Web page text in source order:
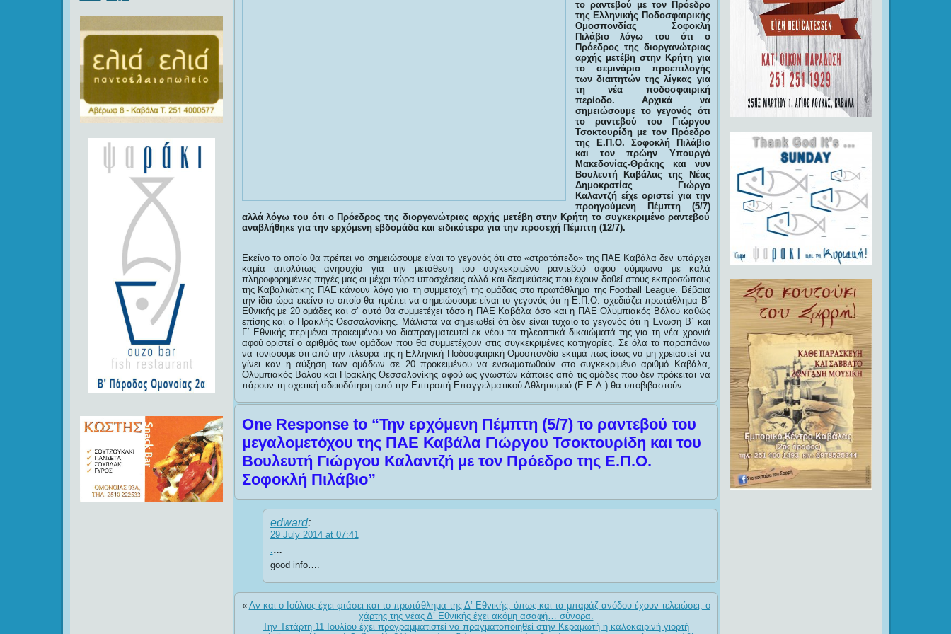
το ραντεβού με τον Πρόεδρο
της Ελληνικής Ποδοσφαιρικής
Ομοσπονδίας Σοφοκλή
Πιλάβιο λόγω του ότι ο
Πρόεδρος της διοργανώτριας
αρχής μετέβη στην Κρήτη για
το σεμινάριο προεπιλογής
των διαιτητών της λίγκας για
τη νέα ποδοσφαιρική
περίοδο. Αρχικά να
σημειώσουμε το γεγονός ότι
το ραντεβού του Γιώργου
Τσοκτουρίδη με τον Πρόεδρο
της Ε.Π.Ο. Σοφοκλή Πιλάβιο
και τον πρώην Υπουργό
Μακεδονίας-Θράκης και νυν
Βουλευτή Καβάλας της Νέας
Δημοκρατίας Γιώργο
Καλαντζή είχε οριστεί για την
προηγούμενη Πέμπτη (5/7)
αλλά λόγω του ότι ο Πρόεδρος της διοργανώτριας αρχής μετέβη στην Κρήτη το συγκεκριμένο ραντεβού
αναβλήθηκε για την ερχόμενη εβδομάδα και ειδικότερα για την προσεχή Πέμπτη (12/7).
Εκείνο το οποίο θα πρέπει να σημειώσουμε είναι το γεγονός ότι στο «στρατόπεδο» της ΠΑΕ Καβάλα δεν υπάρχει
καμία απολύτως ανησυχία για την μετάθεση του συγκεκριμένο ραντεβού αφού σύμφωνα με καλά
πληροφορημένες πηγές μας οι μέχρι τώρα υποσχέσεις αλλά και δεσμεύσεις που έχουν δοθεί στους εκπροσώπους
της Καβαλιώτικης ΠΑΕ κάνουν λόγο για τη συμμετοχή της ομάδας στο πρωτάθλημα της Football League. Βέβαια
την ίδια ώρα εκείνο το οποίο θα πρέπει να σημειώσουμε είναι το γεγονός ότι η Ε.Π.Ο. σχεδιάζει πρωτάθλημα Β΄
Εθνικής με 20 ομάδες και σ’ αυτό θα συμμετέχει τόσο η ΠΑΕ Καβάλα όσο και η ΠΑΕ Ολυμπιακός Βόλου καθώς
επίσης και ο Ηρακλής Θεσσαλονίκης. Μάλιστα να σημειωθεί ότι δεν είναι τυχαίο το γεγονός ότι η Ένωση Β΄ και
Γ΄ Εθνικής περιμένει προκειμένου να διαπραγματευτεί εκ νέου τα τηλεοπτικά δικαιώματά της για τη νέα χρονιά
αφού οριστεί ο αριθμός των ομάδων που θα συμμετέχουν στις συγκεκριμένες κατηγορίες. Σε όλα τα παραπάνω
να τονίσουμε ότι από την πλευρά της η Ελληνική Ποδοσφαιρική Ομοσπονδία εκτιμά πως ίσως να μη χρειαστεί να
γίνει καν η αύξηση των ομάδων σε 20 προκειμένου να ενσωματωθούν στο συγκεκριμένο αριθμό Καβάλα,
Ολυμπιακός Βόλου και Ηρακλής Θεσσαλονίκης αφού ως γνωστών κάποιες από τις ομάδες που δεν πρόκειται να
πάρουν τη σχετική αδειοδότηση από την Επιτροπή Επαγγελματικού Αθλητισμού (Ε.Ε.Α.) θα υποβιβαστούν.
One Response to “Την ερχόμενη Πέμπτη (5/7) το ραντεβού του
μεγαλομετόχου της ΠΑΕ Καβάλα Γιώργου Τσοκτουρίδη και του
Βουλευτή Γιώργου Καλαντζή με τον Πρόεδρο της Ε.Π.Ο.
Σοφοκλή Πιλάβιο”
edward:
29 July 2014 at 07:41
.…
good info….
« Αν και ο Ιούλιος έχει φτάσει και το πρωτάθλημα της Δ’ Εθνικής, όπως και τα μπαράζ ανόδου έχουν τελειώσει, ο
χάρτης της νέας Δ’ Εθνικής έχει ακόμη ασαφή… σύνορα.
Την Τετάρτη 11 Ιουλίου έχει προγραμματιστεί να πραγματοποιηθεί στην Κεραμωτή η καλοκαιρινή γιορτή